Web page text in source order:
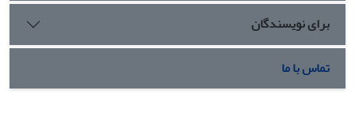
برای نویسندگان
تماس با ما